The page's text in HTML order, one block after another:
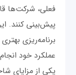
فعلی، شرکت‌ها
پیش‌بینی کنند.
برنامه‌ریزی
عملکرد خود
یکی از مزایای